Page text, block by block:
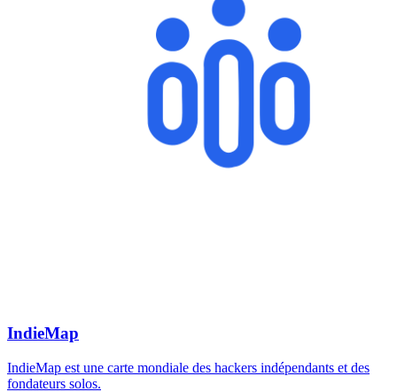
IndieMap
IndieMap est une carte mondiale des hackers indépendants et des
fondateurs solos.